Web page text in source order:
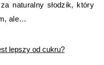
naturalny słodzik, który
ale…
lepszy od cukru?